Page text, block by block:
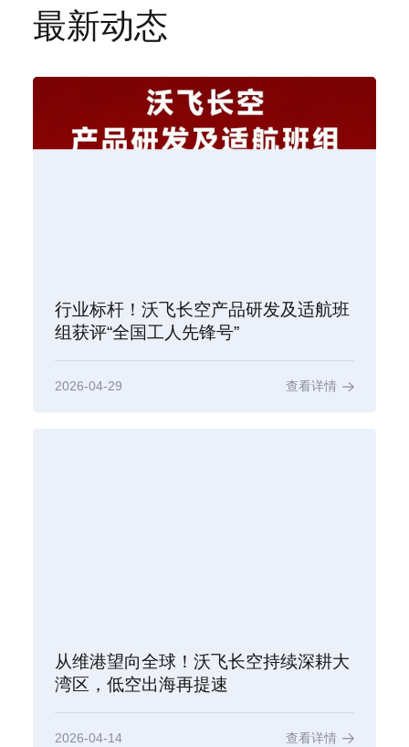
最新动态
行业标杆！沃飞长空产品研发及适航班
组获评“全国工人先锋号”
2026-04-29 查看详情
从维港望向全球！沃飞长空持续深耕大
湾区，低空出海再提速
2026-04-14 查看详情